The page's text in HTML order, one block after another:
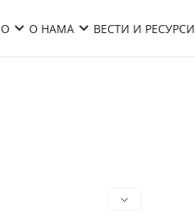
О НАМА ВЕСТИ И РЕСУРСИ